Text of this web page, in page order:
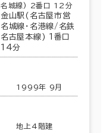
名城線) 2番口 12分
金山駅(名古屋市営
名城線･名港線/名鉄
名古屋本線) 1番口
14分
1999年 9月
地上4階建